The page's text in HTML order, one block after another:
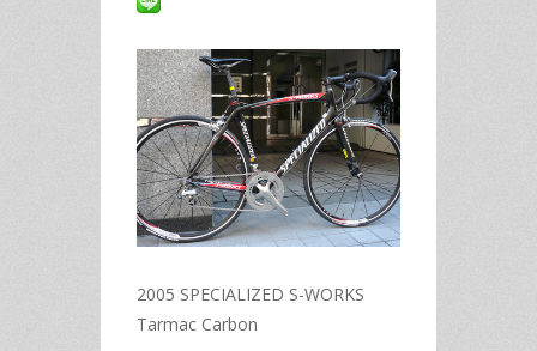
2005 SPECIALIZED S-WORKS
Tarmac Carbon